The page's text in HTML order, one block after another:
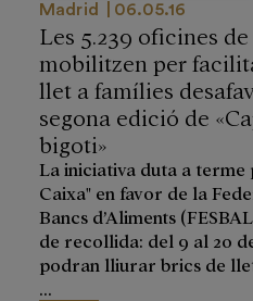
Madrid 06.05.16
Les 5.239 oficines
mobilitzen per
llet a famílies
segona edició de
bigoti»
La iniciativa duta a terme
Caixa" en favor de la
Bancs d’Aliments
de recollida: del 9 al 20
podran lliurar brics de
...